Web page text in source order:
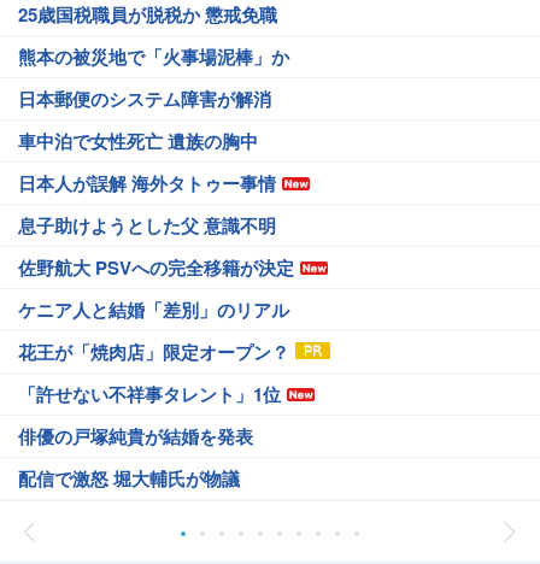
25歳国税職員が脱税か 懲戒免職
熊本の被災地で「火事場泥棒」か
日本郵便のシステム障害が解消
車中泊で女性死亡 遺族の胸中
日本人が誤解 海外タトゥー事情
息子助けようとした父 意識不明
佐野航大 PSVへの完全移籍が決定
ケニア人と結婚「差別」のリアル
花王が「焼肉店」限定オープン？
「許せない不祥事タレント」1位
俳優の戸塚純貴が結婚を発表
配信で激怒 堀大輔氏が物議